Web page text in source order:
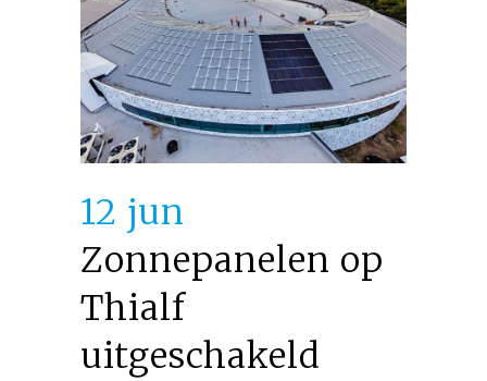
12 jun
Zonnepanelen op
Thialf
uitgeschakeld